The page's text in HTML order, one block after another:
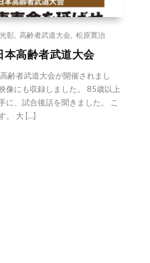
彰 ,高齢者武道大会 ,松原寛治
本高齢者武道大会
齢者武道大会が開催されまし
像にも収録しました。 85歳以上
に、試合後話を聞きました。 こ
。 大 […]